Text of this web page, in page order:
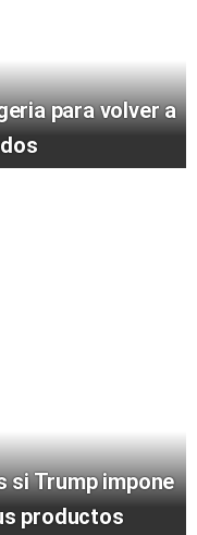
para volver a
si Trump impone
productos